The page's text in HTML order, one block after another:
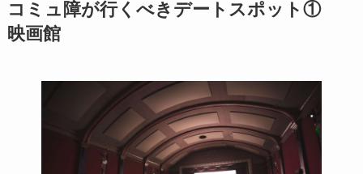
コミュ障が行くべきデートスポット①
映画館